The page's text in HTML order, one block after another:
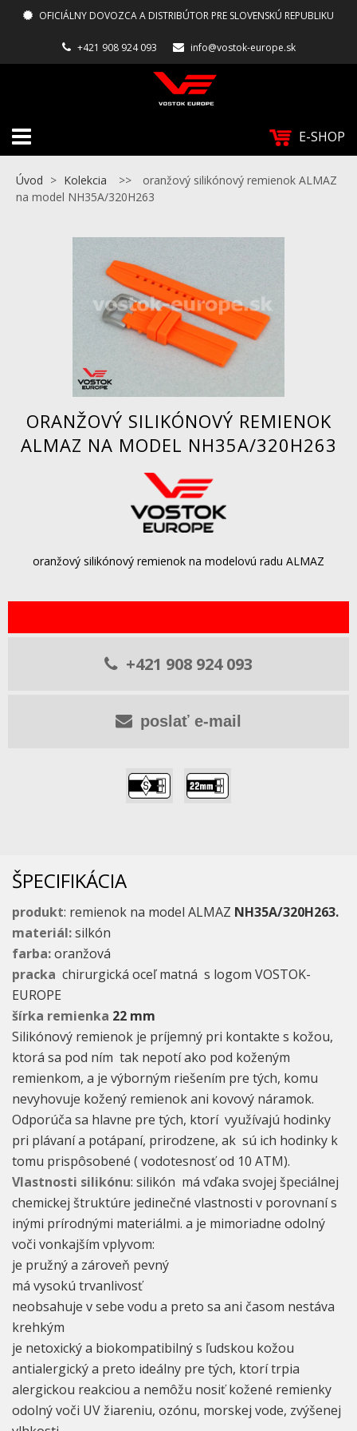
OFICIÁLNY DOVOZCA A DISTRIBÚTOR PRE SLOVENSKÚ REPUBLIKU
+421 908 924 093 info@vostok-europe.sk
E-SHOP
Úvod > Kolekcia >>
oranžový silikónový remienok ALMAZ
na model NH35A/320H263
ORANŽOVÝ SILIKÓNOVÝ REMIENOK
ALMAZ NA MODEL NH35A/320H263
oranžový silikónový remienok na modelovú radu ALMAZ
+421 908 924 093
poslať e-mail
ŠPECIFIKÁCIA
produkt: remienok na model ALMAZ NH35A/320H263.
materiál:silkón
farba:oranžová
pracka chirurgická oceľ matná s logom VOSTOK-
EUROPE
šírka remienka 22 mm
Silikónový remienok je príjemný pri kontakte s kožou,
ktorá sa pod ním tak nepotí ako pod koženým
remienkom, a je výborným riešením pre tých, komu
nevyhovuje kožený remienok ani kovový náramok.
Odporúča sa hlavne pre tých, ktorí využívajú hodinky
pri plávaní a potápaní, prirodzene, ak sú ich hodinky k
tomu prispôsobené ( vodotesnosť od 10 ATM).
Vlastnosti silikónu: silikón má vďaka svojej špeciálnej
chemickej štruktúre jedinečné vlastnosti v porovnaní s
inými prírodnými materiálmi. a je mimoriadne odolný
voči vonkajším vplyvom:
je pružný a zároveň pevný
má vysokú trvanlivosť
neobsahuje v sebe vodu a preto sa ani časom nestáva
krehkým
je netoxický a biokompatibilný s ľudskou kožou
antialergický a preto ideálny pre tých, ktorí trpia
alergickou reakciou a nemôžu nosiť kožené remienky
odolný voči UV žiareniu, ozónu, morskej vode, zvýšenej